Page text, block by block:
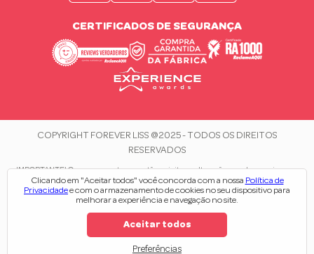
CERTIFICADOS DE SEGURANÇA
COPYRIGHT FOREVER LISS @2025 - TODOS OS DIREITOS
RESERVADOS
IMPORTANTE! Os preços e estoque estão sujeitos a alteração e podem variar sem
aviso prévio. Todas as mercadorias são destinadas a uso e consumo do adquirente.
Em caso de divergência no valor do produto, prevalecerá sempre o valor do
Estrada Municipal Vereador Lamartine José de Oliveira, N° 1145 - Extrema/MG |
CNPJ: 08.958.817/0003-40 | Inscrição Estadual: 416.118.979.112
Clicando em "Aceitar todos" você concorda com a nossa Política de
Privacidadee com o armazenamento de cookies no seu dispositivo para
melhorar a experiência e navegação no site.
Preferências
Aceitar todos